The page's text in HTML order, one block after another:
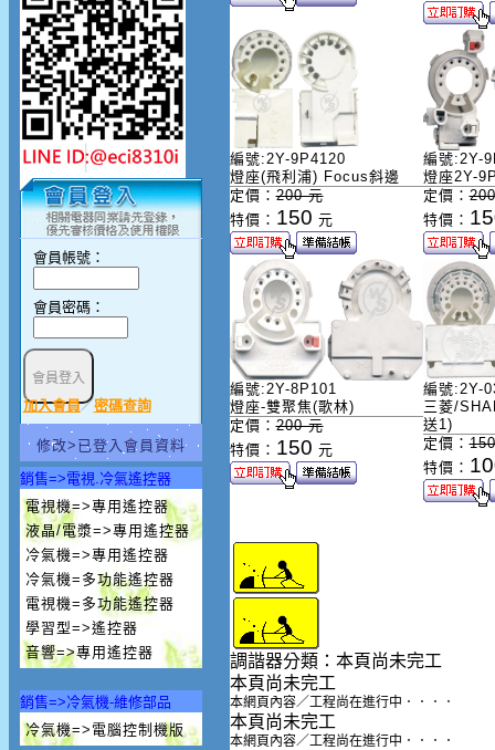
會員帳號：
會員密碼：
加入會員／密碼查詢
修改>已登入會員資料
銷售=>電視.冷氣遙控器
電視機=>專用遙控器
液晶/電漿=>專用遙控器
冷氣機=>專用遙控器
冷氣機=多功能遙控器
電視機=多功能遙控器
學習型=>遙控器
音響=>專用遙控器
銷售=>冷氣機-維修部品
冷氣機=>電腦控制機版
編號:2Y-9P4120
燈座(飛利浦) Focus斜邊
定價：200 元
特價： 150 元
編號:2Y-
燈座2Y-
定價：
特價：
編號:2Y-8P101
燈座-雙聚焦(歌林)
定價：200 元
特價： 150 元
編號:2Y-
三菱/
送1)
定價：
特價：
調諧器分類：本頁尚未完工
本頁尚未完工
本網頁內容／工程尚在進行中．．．．
本頁尚未完工
本網頁內容／工程尚在進行中．．．．